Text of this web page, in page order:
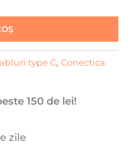
type C, Conectica
150 de lei!
zile